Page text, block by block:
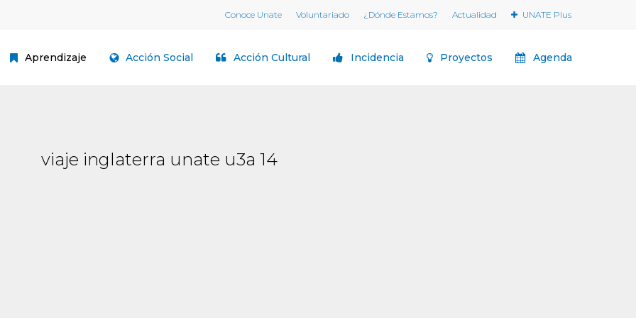
Conoce Unate Voluntariado ¿Dónde Estamos? Actualidad UNATE Plus
Aprendizaje Acción Social Acción Cultural Incidencia Proyectos Agenda
viaje inglaterra unate u3a 14